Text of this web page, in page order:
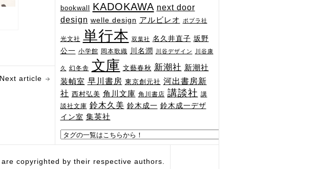
bookwall KADOKAWA next door
design welle design アルビレオ ポプラ社
光文社 単行本 双葉社 名久井直子 坂野
公一 小学館 岡本歌織 川名潤 川谷デザイン 川谷康
久 幻冬舎 文庫 文藝春秋 新潮社 新潮社
装幀室 早川書房 東京創元社 河出書房新
社 西村弘美 角川文庫 角川書店 講談社 講
談社文庫 鈴木久美 鈴木成一 鈴木成一デザ
イン室 集英社
Next article
copyrighted by their respective authors.